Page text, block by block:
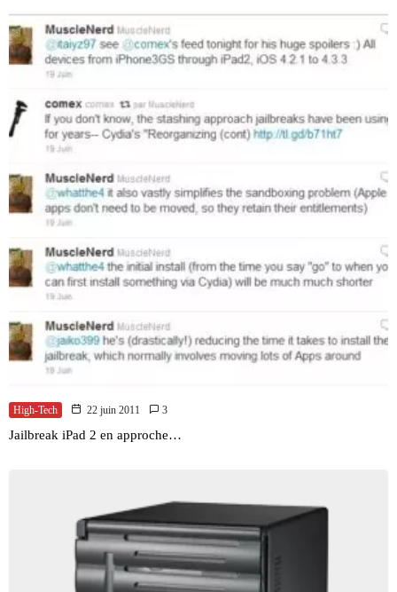
High-Tech 22 juin 2011 3
Jailbreak iPad 2 en approche…